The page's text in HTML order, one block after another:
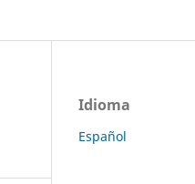
Idioma
Español